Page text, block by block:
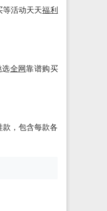
等活动天天福利
选全网靠谱购买
款，包含每款各